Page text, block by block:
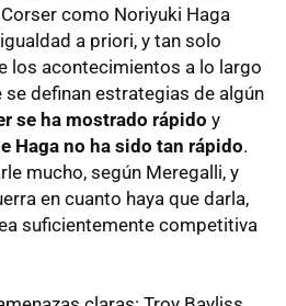
como Noriyuki Haga
a priori, y tan solo
los acontecimientos a lo largo
definan estrategias de algún
se ha mostrado rápido y
Haga no ha sido tan rápido.
mucho, según Meregalli, y
en cuanto haya que darla,
suficientemente competitiva